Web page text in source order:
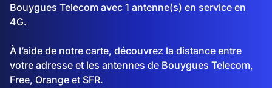
Bouygues Telecom avec 1 antenne(s) en service en
4G.
À l’aide de notre carte, découvrez la distance entre
votre adresse et les antennes de Bouygues Telecom,
Free, Orange et SFR.